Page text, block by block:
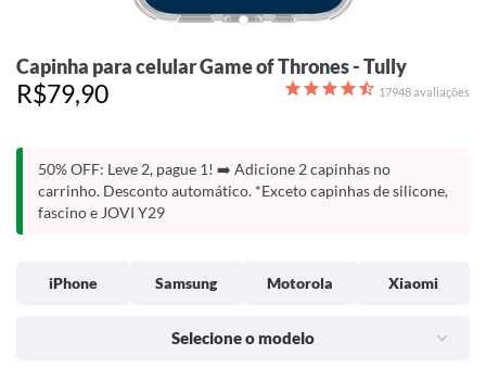
Capinha para celular Game of Thrones - Tully
R$79,90 17948avaliações
50% OFF: Leve 2, pague 1! ➡️ Adicione 2 capinhas no
carrinho. Desconto automático. *Exceto capinhas de silicone,
fascino e JOVI Y29
iPhone Samsung Motorola Xiaomi
Selecione o modelo